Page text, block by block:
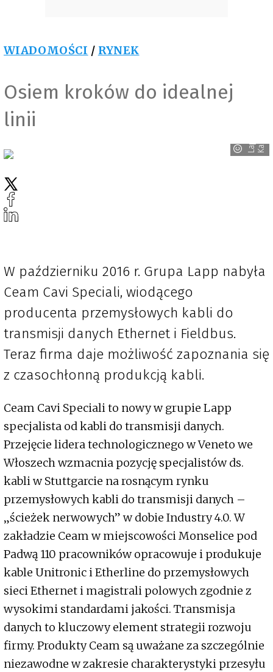
WIADOMOŚCI / RYNEK
Osiem kroków do idealnej
linii
L
a
p
p
K
a
b
el
W październiku 2016 r. Grupa Lapp nabyła
Ceam Cavi Speciali, wiodącego
producenta przemysłowych kabli do
transmisji danych Ethernet i Fieldbus.
Teraz firma daje możliwość zapoznania się
z czasochłonną produkcją kabli.
Ceam Cavi Speciali to nowy w grupie Lapp
specjalista od kabli do transmisji danych.
Przejęcie lidera technologicznego w Veneto we
Włoszech wzmacnia pozycję specjalistów ds.
kabli w Stuttgarcie na rosnącym rynku
przemysłowych kabli do transmisji danych –
„ścieżek nerwowych” w dobie Industry 4.0. W
zakładzie Ceam w miejscowości Monselice pod
Padwą 110 pracowników opracowuje i produkuje
kable Unitronic i Etherline do przemysłowych
sieci Ethernet i magistrali polowych zgodnie z
wysokimi standardami jakości. Transmisja
danych to kluczowy element strategii rozwoju
firmy. Produkty Ceam są uważane za szczególnie
niezawodne w zakresie charakterystyki przesyłu